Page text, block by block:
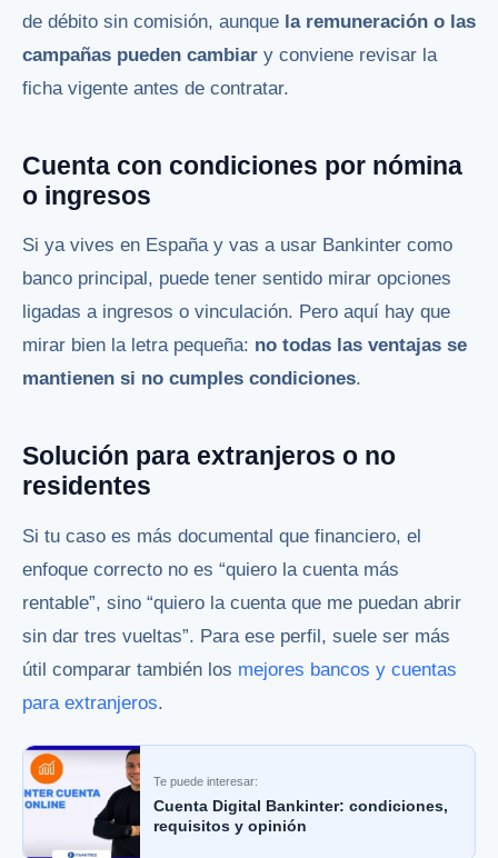
de débito sin comisión, aunque la remuneración o las
campañas pueden cambiar y conviene revisar la
ficha vigente antes de contratar.
Cuenta con condiciones por nómina
o ingresos
Si ya vives en España y vas a usar Bankinter como
banco principal, puede tener sentido mirar opciones
ligadas a ingresos o vinculación. Pero aquí hay que
mirar bien la letra pequeña: no todas las ventajas se
mantienen si no cumples condiciones.
Solución para extranjeros o no
residentes
Si tu caso es más documental que financiero, el
enfoque correcto no es “quiero la cuenta más
rentable”, sino “quiero la cuenta que me puedan abrir
sin dar tres vueltas”. Para ese perfil, suele ser más
útil comparar también los mejores bancos y cuentas
para extranjeros.
Te puede interesar:
Cuenta Digital Bankinter: condiciones,
requisitos y opinión